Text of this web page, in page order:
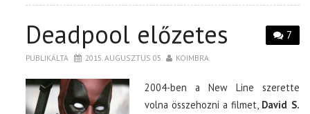
7
Deadpool előzetes
PUBLIKÁLTA 2015. AUGUSZTUS 05. KOIMBRA
2004-ben a New Line szerette
volna összehozni a filmet, David S.